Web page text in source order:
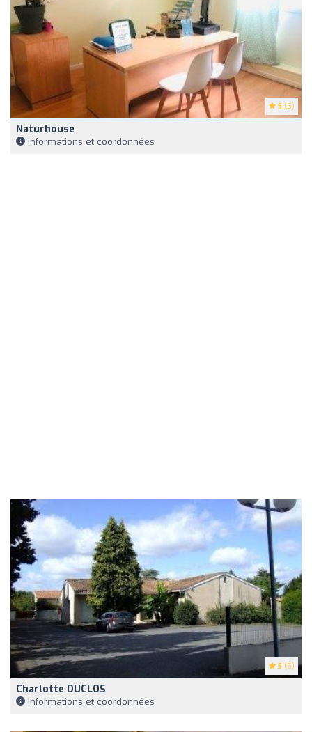
5 (5)
Naturhouse
Informations et coordonnées
5 (5)
Charlotte DUCLOS
Informations et coordonnées